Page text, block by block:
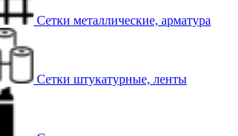
Сетки металлические, арматура
Сетки штукатурные, ленты